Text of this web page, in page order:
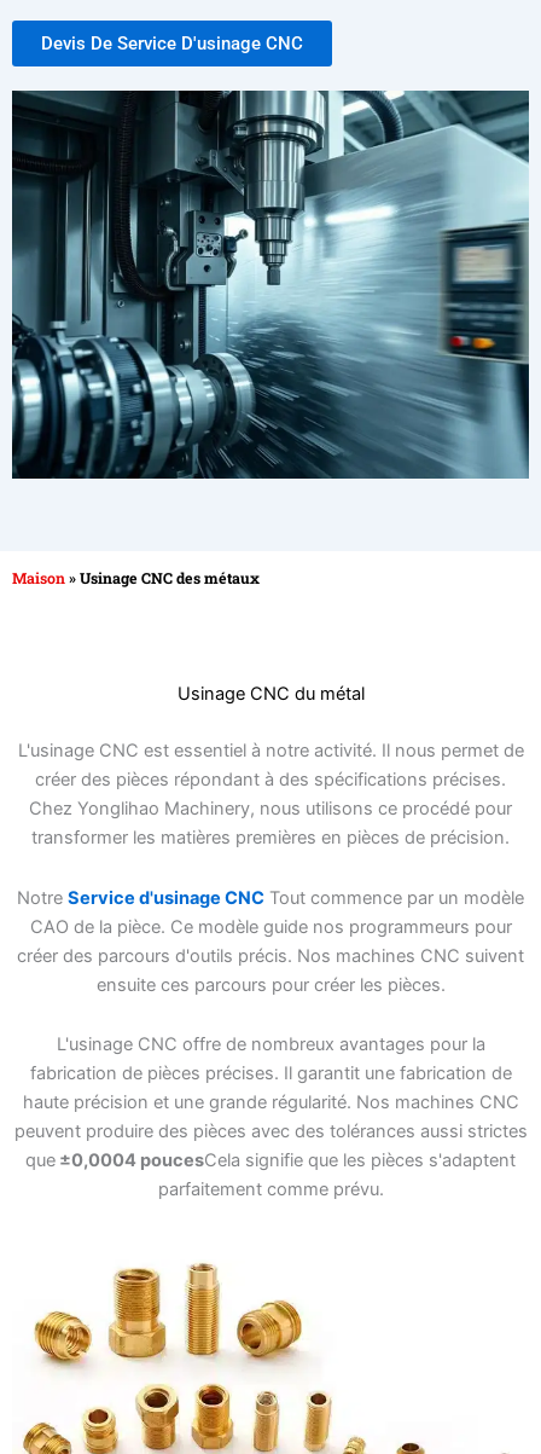
Devis De Service D'usinage CNC
Maison»Usinage CNC des métaux
Usinage CNC du métal
L'usinage CNC est essentiel à notre activité. Il nous permet de
créer des pièces répondant à des spécifications précises.
Chez Yonglihao Machinery, nous utilisons ce procédé pour
transformer les matières premières en pièces de précision.
Notre Service d'usinage CNC Tout commence par un modèle
CAO de la pièce. Ce modèle guide nos programmeurs pour
créer des parcours d'outils précis. Nos machines CNC suivent
ensuite ces parcours pour créer les pièces.
L'usinage CNC offre de nombreux avantages pour la
fabrication de pièces précises. Il garantit une fabrication de
haute précision et une grande régularité. Nos machines CNC
peuvent produire des pièces avec des tolérances aussi strictes
que ±0,0004 poucesCela signifie que les pièces s'adaptent
parfaitement comme prévu.